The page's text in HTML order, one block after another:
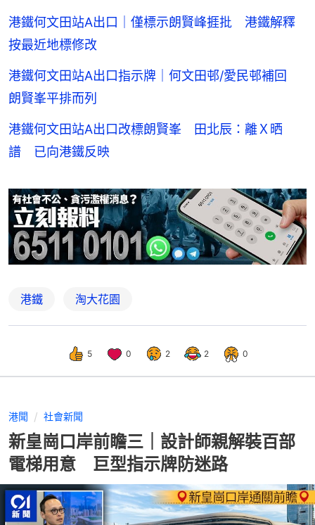
港鐵何文田站A出口｜僅標示朗賢峰捱批 港鐵解釋
按最近地標修改
港鐵何文田站A出口指示牌｜何文田邨/愛民邨補回
朗賢峯平排而列
港鐵何文田站A出口改標朗賢峯 田北辰：離Ｘ晒
譜 已向港鐵反映
港鐵 淘大花園
5 0 2 2 0
港聞 社會新聞
新皇崗口岸前瞻三｜設計師親解裝百部
電梯用意 巨型指示牌防迷路